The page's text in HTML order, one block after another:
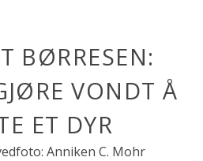
BØRRESEN:
VONDT Å
ET DYR
Anniken C. Mohr